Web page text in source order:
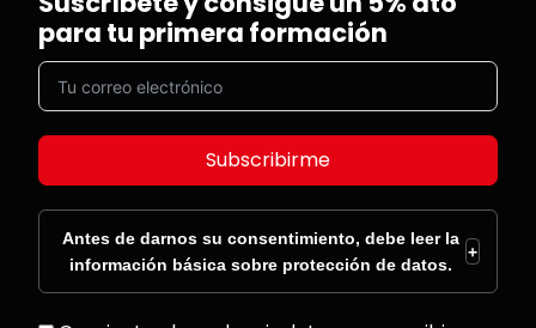
para tu primera formación
Subscribirme
Antes de darnos su consentimiento, debe leer la
información básica sobre protección de datos.
+